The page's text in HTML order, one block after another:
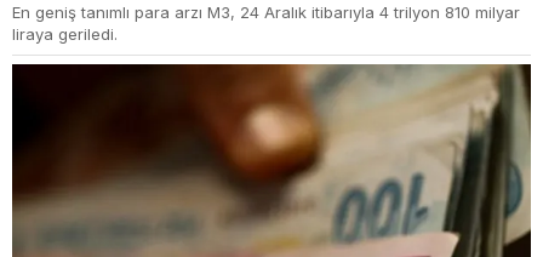
En geniş tanımlı para arzı M3, 24 Aralık itibarıyla 4 trilyon 810 milyar
liraya geriledi.